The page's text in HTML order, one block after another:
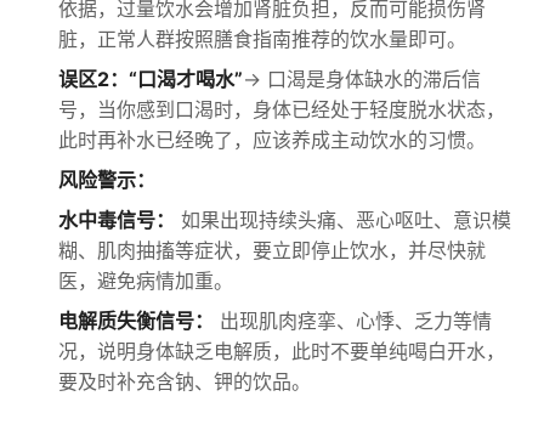
依据，过量饮水会增加肾脏负担，反而可能损伤肾
脏，正常人群按照膳食指南推荐的饮水量即可。
误区2：“口渴才喝水”→ 口渴是身体缺水的滞后信
号，当你感到口渴时，身体已经处于轻度脱水状态，
此时再补水已经晚了，应该养成主动饮水的习惯。
风险警示：
水中毒信号：
如果出现持续头痛、恶心呕吐、意识模
糊、肌肉抽搐等症状，要立即停止饮水，并尽快就
医，避免病情加重。
电解质失衡信号：
出现肌肉痉挛、心悸、乏力等情
况，说明身体缺乏电解质，此时不要单纯喝白开水，
要及时补充含钠、钾的饮品。